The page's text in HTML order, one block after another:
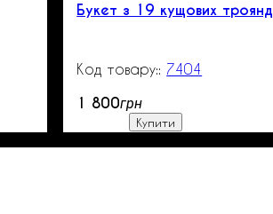
Букет з 19 кущових троянд
7404
1 800грн
Купити